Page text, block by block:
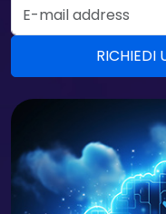
Email Address